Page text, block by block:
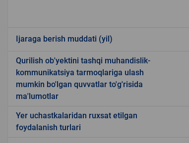
Ijaraga berish muddati (yil)
Qurilish ob'yektini tashqi muhandislik-
kommunikatsiya tarmoqlariga ulash
mumkin bo'lgan quvvatlar to'g'risida
ma'lumotlar
Yer uchastkalaridan ruxsat etilgan
foydalanish turlari